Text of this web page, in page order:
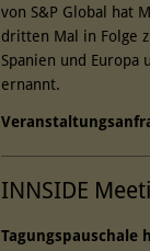
von S&P Global hat
dritten Mal in Folge
Spanien und
ernannt.
INNSIDE
Tagungspauschale